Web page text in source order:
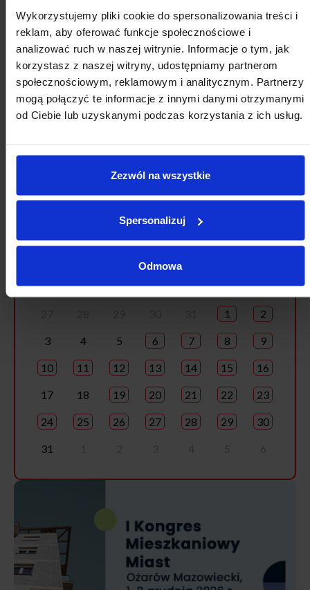
Wykorzystujemy pliki cookie do spersonalizowania treści i
reklam, aby oferować funkcje społecznościowe i
analizować ruch w naszej witrynie. Informacje o tym, jak
korzystasz z naszej witryny, udostępniamy partnerom
społecznościowym, reklamowym i analitycznym. Partnerzy
mogą połączyć te informacje z innymi danymi otrzymanymi
od Ciebie lub uzyskanymi podczas korzystania z ich usług.
Zezwól na wszystkie
Spersonalizuj
Odmowa
SIERPNIA
2026
SIERPIEŃ
Pon Wt Śr Cz Pt So
Nd
1 2
3 4 5 6 7 8 9
10 11 12 13 14 15 16
17 18 19 20 21 22 23
24 25 26 27 28 29 30
31